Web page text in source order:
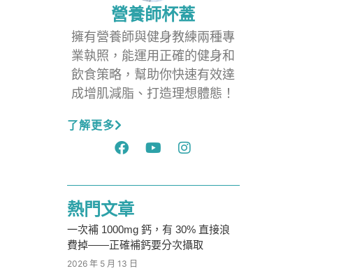
營養師杯蓋
擁有營養師與健身教練兩種專
業執照，能運用正確的健身和
飲食策略，幫助你快速有效達
成增肌減脂、打造理想體態！
了解更多
熱門文章
一次補 1000mg 鈣，有 30% 直接浪
費掉——正確補鈣要分次攝取
2026 年 5 月 13 日